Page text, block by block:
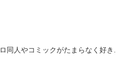
同人やコミックがたまらなく好き.